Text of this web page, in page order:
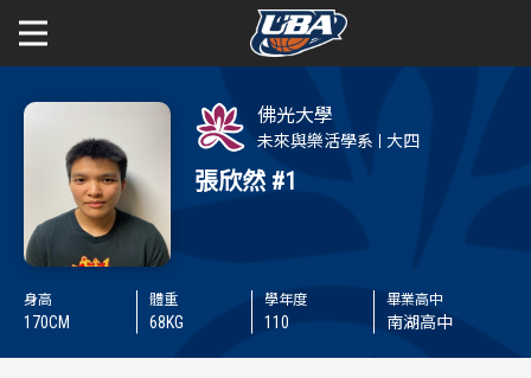
關於富邦人壽UBA
公開男一級
學年度
賽事資訊
戰績排行
球隊資訊
公開女一級
學年度
賽事資訊
戰績排行
球隊資訊
二級與一般組
新聞
佛光大學
未來與樂活學系 大四
張欣然 #1
身高
170CM
體重
68KG
學年度
110
畢業高中
南湖高中